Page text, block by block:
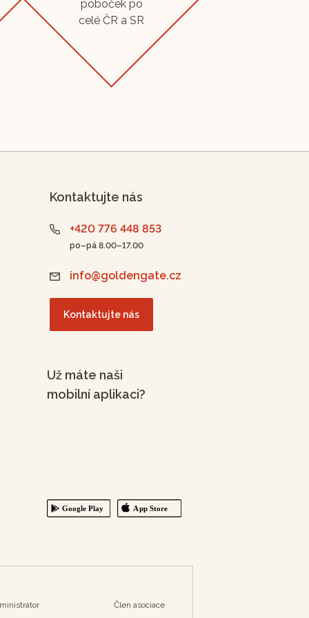
poboček po
celé ČR a SR
Kontaktujte nás
+420 776 448 853
po–pá 8.00–17.00
info@goldengate.cz
Kontaktujte nás
Už máte naši
mobilní aplikaci?
Člen asociace